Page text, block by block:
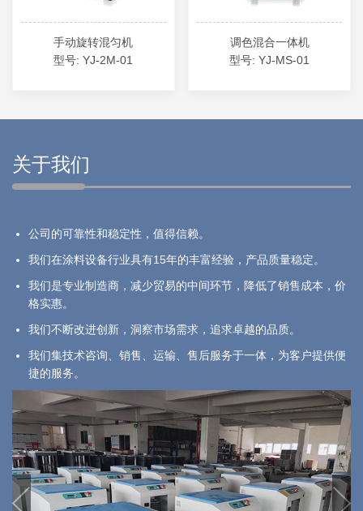
手动旋转混匀机
型号: YJ-2M-01
调色混合一体机
型号: YJ-MS-01
关于我们
公司的可靠性和稳定性，值得信赖。
我们在涂料设备行业具有15年的丰富经验，产品质量稳定。
我们是专业制造商，减少贸易的中间环节，降低了销售成本，价
格实惠。
我们不断改进创新，洞察市场需求，追求卓越的品质。
我们集技术咨询、销售、运输、售后服务于一体，为客户提供便
捷的服务。